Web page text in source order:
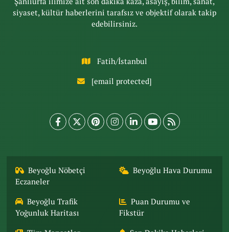
siyaset, kültür haberlerini tarafsız ve objektif olarak takip
edebilirsiniz.
Fatih/İstanbul
[email protected]
Beyoğlu Nöbetçi
Eczaneler
Beyoğlu Hava Durumu
Beyoğlu Trafik
Yoğunluk Haritası
Puan Durumu ve
Fikstür